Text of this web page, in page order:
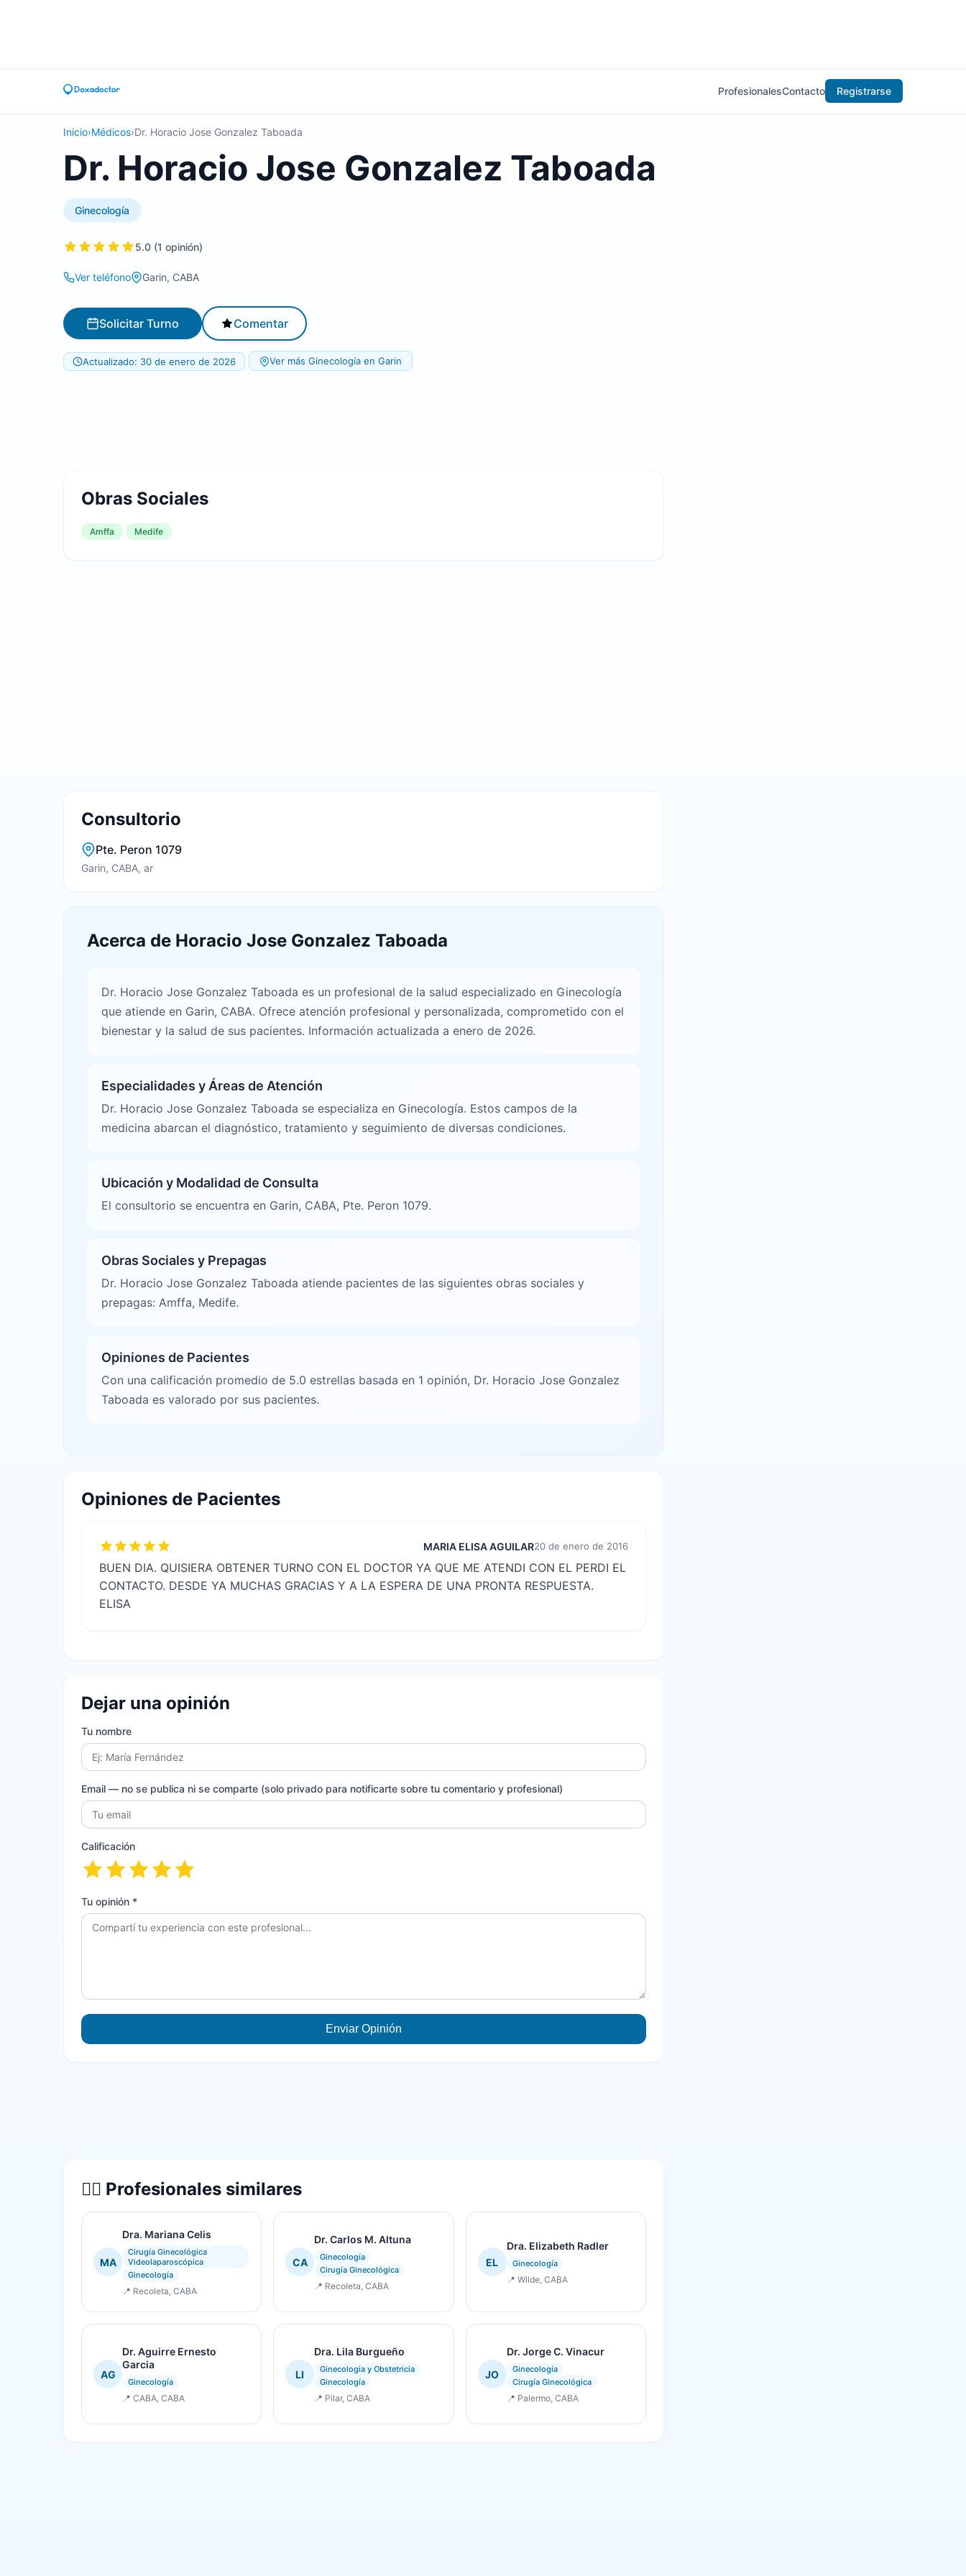
ProfesionalesContacto Registrarse
Inicio›Médicos›Dr. Horacio Jose Gonzalez Taboada
Dr. Horacio Jose Gonzalez Taboada
Ginecología
5.0 (1 opinión)
Ver teléfono Garin, CABA
Solicitar Turno Comentar
Actualizado: 30 de enero de 2026 Ver más Ginecología en Garin
Obras Sociales
Amffa Medife
Consultorio
Pte. Peron 1079
Garin, CABA, ar
Acerca de Horacio Jose Gonzalez Taboada
Dr. Horacio Jose Gonzalez Taboada es un profesional de la salud especializado en Ginecología
que atiende en Garin, CABA. Ofrece atención profesional y personalizada, comprometido con el
bienestar y la salud de sus pacientes. Información actualizada a enero de 2026.
Especialidades y Áreas de Atención
Dr. Horacio Jose Gonzalez Taboada se especializa en Ginecología. Estos campos de la
medicina abarcan el diagnóstico, tratamiento y seguimiento de diversas condiciones.
Ubicación y Modalidad de Consulta
El consultorio se encuentra en Garin, CABA, Pte. Peron 1079.
Obras Sociales y Prepagas
Dr. Horacio Jose Gonzalez Taboada atiende pacientes de las siguientes obras sociales y
prepagas: Amffa, Medife.
Opiniones de Pacientes
Con una calificación promedio de 5.0 estrellas basada en 1 opinión, Dr. Horacio Jose Gonzalez
Taboada es valorado por sus pacientes.
Opiniones de Pacientes
MARIA ELISA AGUILAR20 de enero de 2016
BUEN DIA. QUISIERA OBTENER TURNO CON EL DOCTOR YA QUE ME ATENDI CON EL PERDI EL
CONTACTO. DESDE YA MUCHAS GRACIAS Y A LA ESPERA DE UNA PRONTA RESPUESTA.
ELISA
Dejar una opinión
Tu nombre
Email — no se publica ni se comparte (solo privado para notificarte sobre tu comentario y profesional)
Calificación
Tu opinión *
Enviar Opinión
👨‍⚕️ Profesionales similares
MA
Dra. Mariana Celis
Cirugía Ginecológica
Videolaparoscópica
Ginecología
📍 Recoleta, CABA
CA
Dr. Carlos M. Altuna
Ginecología
Cirugía Ginecológica
📍 Recoleta, CABA
EL
Dra. Elizabeth Radler
Ginecología
📍 Wilde, CABA
AG
Dr. Aguirre Ernesto
Garcia
Ginecología
📍 CABA, CABA
LI
Dra. Lila Burgueño
Ginecologia y Obstetricia
Ginecología
📍 Pilar, CABA
JO
Dr. Jorge C. Vinacur
Ginecología
Cirugía Ginecológica
📍 Palermo, CABA